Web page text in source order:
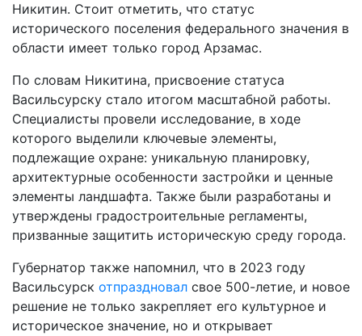
Никитин. Стоит отметить, что статус
исторического поселения федерального значения в
области имеет только город Арзамас.
По словам Никитина, присвоение статуса
Васильсурску стало итогом масштабной работы.
Специалисты провели исследование, в ходе
которого выделили ключевые элементы,
подлежащие охране: уникальную планировку,
архитектурные особенности застройки и ценные
элементы ландшафта. Также были разработаны и
утверждены градостроительные регламенты,
призванные защитить историческую среду города.
Губернатор также напомнил, что в 2023 году
Васильсурск отпраздновал свое 500-летие, и новое
решение не только закрепляет его культурное и
историческое значение, но и открывает